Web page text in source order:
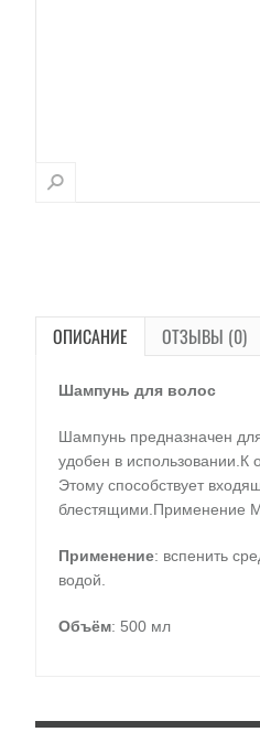
ОПИСАНИЕ ОТЗЫВЫ (0)
Шампунь для волос
Шампунь предназначен
удобен в использовании.К
Этому способствует
блестящими.Применение
Применение: вспенить
водой.
Объём: 500 мл